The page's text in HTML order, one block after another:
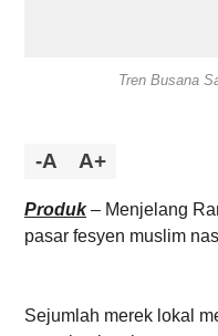
Tren Busana
-A A+
Produk– Menjelang
pasar fesyen muslim
Sejumlah merek lokal